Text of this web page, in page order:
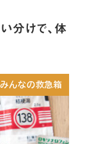
分けで、体
みんなの救急箱